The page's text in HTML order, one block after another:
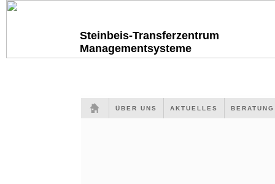
Steinbeis-Transferzentrum
Managementsysteme
ÜBER UNS AKTUELLES